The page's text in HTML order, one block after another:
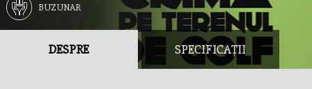
BUZUNAR
DESPRE SPECIFICAȚII